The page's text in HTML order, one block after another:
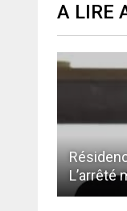
A LIRE
L’arrêté